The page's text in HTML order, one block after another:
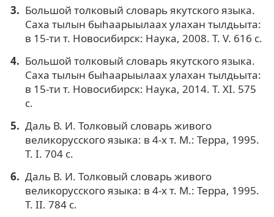
Большой толковый словарь якутского языка.
Саха тылын быhаарыылаах улахан тылдьыта:
в 15-ти т. Новосибирск: Наука, 2008. Т. V. 616 с.
Большой толковый словарь якутского языка.
Саха тылын быhаарыылаах улахан тылдьыта:
в 15-ти т. Новосибирск: Наука, 2014. Т. ХI. 575
с.
Даль В. И. Толковый словарь живого
великорусского языка: в 4-х т. М.: Терра, 1995.
Т. I. 704 с.
Даль В. И. Толковый словарь живого
великорусского языка: в 4-х т. М.: Терра, 1995.
Т. II. 784 с.